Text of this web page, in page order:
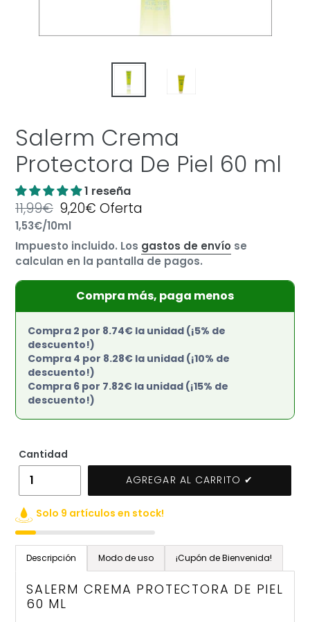
Salerm Crema
Protectora De Piel 60 ml
1 reseña
Precio
habitual
11,99€ Precio
de
oferta
9,20€Oferta
Precio
unitario
1,53€/por
10ml
Impuesto incluido. Los gastos de envío se
calculan en la pantalla de pagos.
Compra más, paga menos
Compra 2 por 8.74€ la unidad (¡5% de
descuento!)
Compra 4 por 8.28€ la unidad (¡10% de
descuento!)
Compra 6 por 7.82€ la unidad (¡15% de
descuento!)
Cantidad
AGREGAR AL CARRITO ✔
Solo 9 artículos en stock!
Descripción Modo de uso ¡Cupón de Bienvenida!
SALERM CREMA PROTECTORA DE PIEL
60 ML